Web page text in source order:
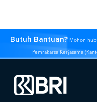
Butuh Bantuan? Mohon
Pemrakarsa Kerjasama